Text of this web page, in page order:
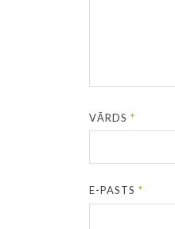
VĀRDS*
E-PASTS*